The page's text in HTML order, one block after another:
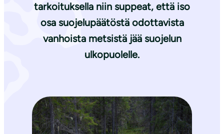
tarkoituksella niin suppeat, että iso
osa suojelupäätöstä odottavista
vanhoista metsistä jää suojelun
ulkopuolelle.